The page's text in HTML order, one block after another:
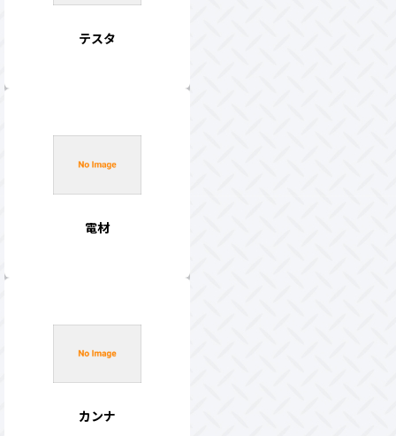
テスタ
電材
カンナ